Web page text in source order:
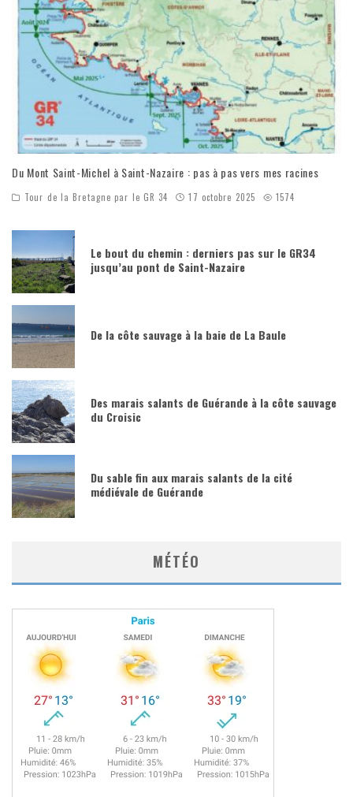
Du Mont Saint-Michel à Saint-Nazaire : pas à pas vers mes racines
Tour de la Bretagne par le GR 34 17 octobre 2025 1574
Le bout du chemin : derniers pas sur le GR34
jusqu’au pont de Saint-Nazaire
De la côte sauvage à la baie de La Baule
Des marais salants de Guérande à la côte sauvage
du Croisic
Du sable fin aux marais salants de la cité
médiévale de Guérande
MÉTÉO